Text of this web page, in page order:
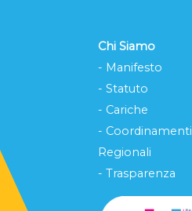
Chi Siamo
- Manifesto
- Statuto
- Cariche
- Coordinamenti
Regionali
- Trasparenza